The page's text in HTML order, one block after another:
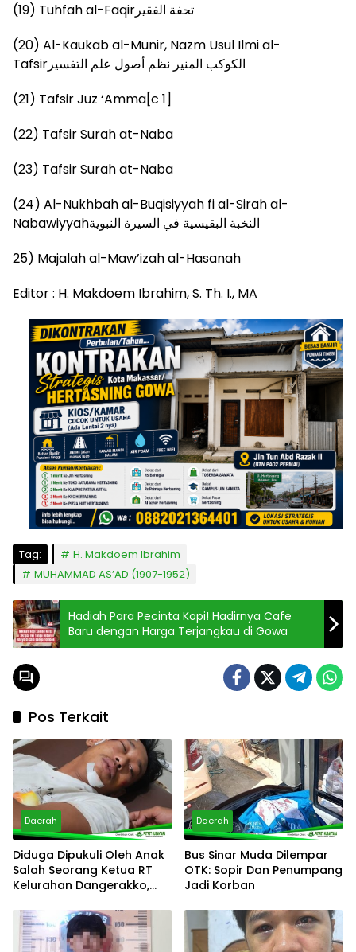
(19) Tuhfah al-Faqirتحفة الفقير
(20) Al-Kaukab al-Munir, Nazm Usul Ilmi al-
Tafsirالكوكب المنير نظم أصول علم التفسير
(21) Tafsir Juz ‘Amma[c 1]
(22) Tafsir Surah at-Naba
(23) Tafsir Surah at-Naba
(24) Al-Nukhbah al-Buqisiyyah fi al-Sirah al-
Nabawiyyahالنخبة البقيسية في السيرة النبوية
25) Majalah al-Maw’izah al-Hasanah
Editor : H. Makdoem Ibrahim, S. Th. I., MA
Tag:
H. Makdoem Ibrahim
MUHAMMAD AS’AD (1907-1952)
Hadiah Para Pecinta Kopi! Hadirnya Cafe
Baru dengan Harga Terjangkau di Gowa
Pos Terkait
Daerah
Diduga Dipukuli Oleh Anak
Salah Seorang Ketua RT
Kelurahan Dangerakko,
Bertindak Cepat
Daerah
Bus Sinar Muda Dilempar
OTK: Sopir Dan Penumpang
Jadi Korban